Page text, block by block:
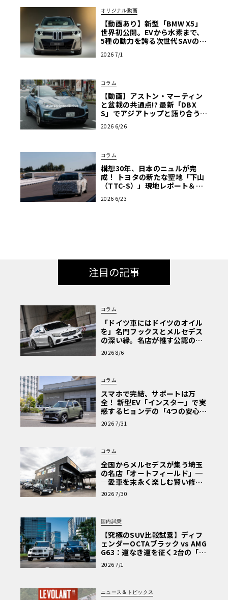
オリジナル動画
【動画あり】新型「BMW X5」
世界初公開。EVから水素まで、
5種の動力を誇る次世代SAVの実
2026 7/1
コラム
【動画】アストン・マーティン
と盆栽の共通点!? 最新「DBX
S」でアジアトップと語り合う東
コベイワセテ 番外編】
2026 6/26
コラム
構想30年、日本のニュルが完
成！ トヨタの新たな聖地「下山
（TTC-S）」現地レポート＆新
2026 6/23
注目の記事
コラム
「ドイツ車にはドイツのオイル
を」名門フックスとメルセデス
の深い縁。名店が推す公認の安
心と、Cクラスで味わうシルキー
な走り〈PR〉
2026 8/6
コラム
スマホで完結、サポートは万
全！ 新型EV「インスター」で実
感するヒョンデの「4つの安心」
【第1回・ヒョンデ6つの疑問：
Why? Hyundai?】〈PR〉
2026 7/31
コラム
全国からメルセデスが集う埼玉
の名店「オートフィールド」─
─愛車を末永く楽しむ賢い修理
術と、プロがフックス製オイル
を選ぶ理由〈PR〉
2026 7/30
国内試乗
【究極のSUV比較試乗】ディフ
ェンダーOCTAブラック vs AMG
G63：道なき道を征く2台の「対
極的アプローチ」
2026 7/1
ニュース＆トピックス